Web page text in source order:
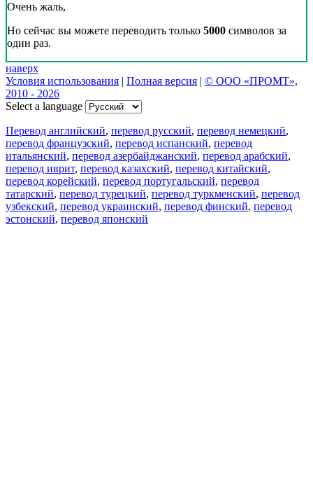
Очень жаль,
Но сейчас вы можете переводить только 5000 символов за
один раз.
наверх
Условия использования | Полная версия | © ООО «ПРОМТ»,
2010 - 2026
Select a language
Перевод английский, перевод русский, перевод немецкий,
перевод французский, перевод испанский, перевод
итальянский, перевод азербайджанский, перевод арабский,
перевод иврит, перевод казахский, перевод китайский,
перевод корейский, перевод португальский, перевод
татарский, перевод турецкий, перевод туркменский, перевод
узбекский, перевод украинский, перевод финский, перевод
эстонский, перевод японский